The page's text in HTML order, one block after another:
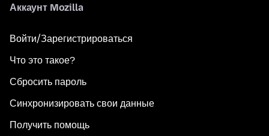
Аккаунт Mozilla
Войти/Зарегистрироваться
Что это такое?
Сбросить пароль
Синхронизировать свои данные
Получить помощь